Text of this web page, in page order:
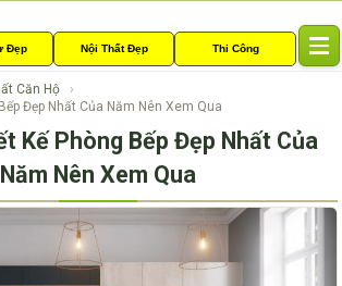
Đẹp Nội Thất Đẹp Thi Công
l
a
i
Căn Hộ
Đẹp Nhất Của Năm Nên Xem Qua
Kế Phòng Bếp Đẹp Nhất Của
Năm Nên Xem Qua